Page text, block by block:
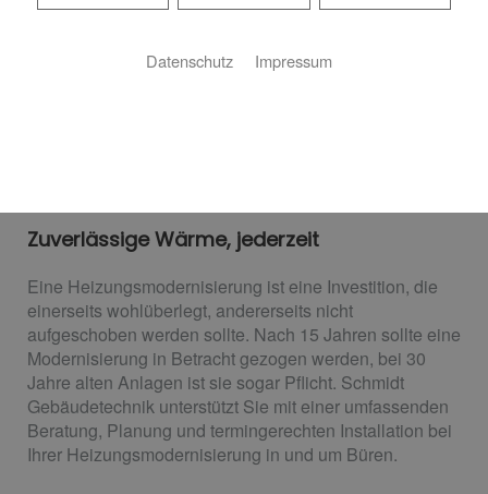
Zuverlässige Wärme, jederzeit
Eine Heizungsmodernisierung ist eine Investition, die
einerseits wohlüberlegt, andererseits nicht
aufgeschoben werden sollte. Nach 15 Jahren sollte eine
Modernisierung in Betracht gezogen werden, bei 30
Jahre alten Anlagen ist sie sogar Pflicht. Schmidt
Gebäudetechnik unterstützt Sie mit einer umfassenden
Beratung, Planung und termingerechten Installation bei
Ihrer Heizungsmodernisierung in und um Büren.
Datenschutz Impressum